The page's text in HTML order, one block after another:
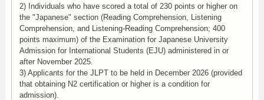
2) Individuals who have scored a total of 230 points or higher on
the "Japanese" section (Reading Comprehension, Listening
Comprehension, and Listening-Reading Comprehension; 400
points maximum) of the Examination for Japanese University
Admission for International Students (EJU) administered in or
after November 2025.
3) Applicants for the JLPT to be held in December 2026 (provided
that obtaining N2 certification or higher is a condition for
admission).